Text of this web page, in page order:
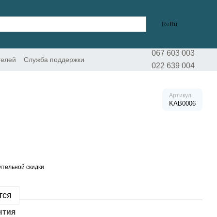
Ro Ru
Служба поддержки
067 603 003
022 639 004
Артикул
KAB0006
скидки